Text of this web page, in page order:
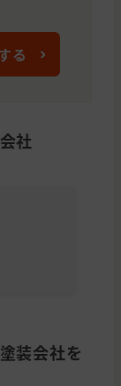
る
社
装会社を